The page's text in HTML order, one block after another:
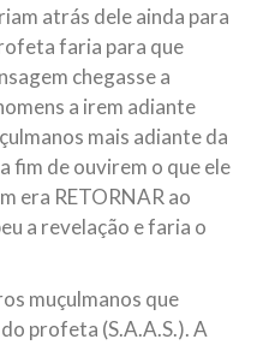
atrás dele ainda para
faria para que
chegasse a
a irem adiante
mais adiante da
fim de ouvirem o que ele
era RETORNAR ao
a revelação e faria o
muçulmanos que
profeta (S.A.A.S.). A